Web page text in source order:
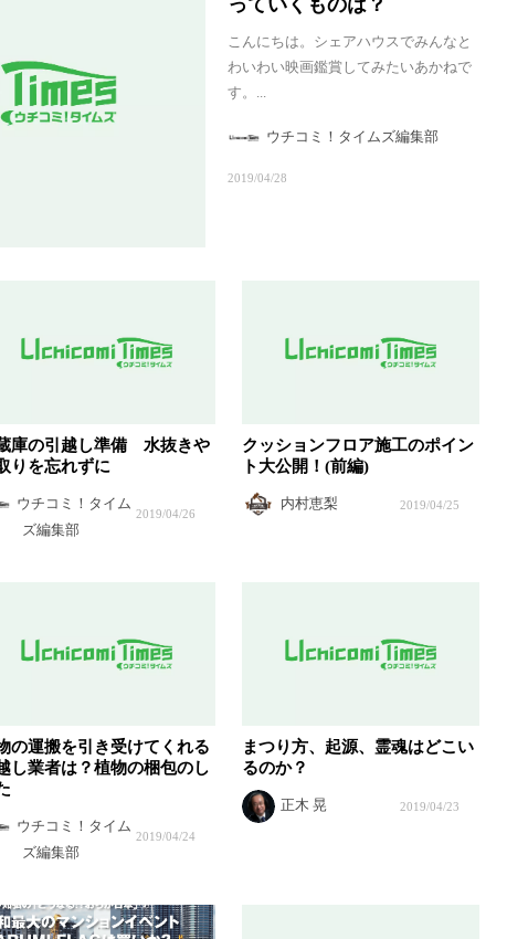
っていくものは？
こんにちは。シェアハウスでみんなと
わいわい映画鑑賞してみたいあかねで
す。...
ウチコミ！タイムズ編集部
2019/04/28
庫の引越し準備 水抜きや
りを忘れずに
ウチコミ！タイム
ズ編集部
2019/04/26
クッションフロア施工のポイン
ト大公開！(前編)
内村恵梨 2019/04/25
の運搬を引き受けてくれる
し業者は？植物の梱包のし
ウチコミ！タイム
ズ編集部
2019/04/24
まつり方、起源、霊魂はどこい
るのか？
正木 晃 2019/04/23